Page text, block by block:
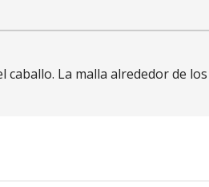
La malla alrededor de